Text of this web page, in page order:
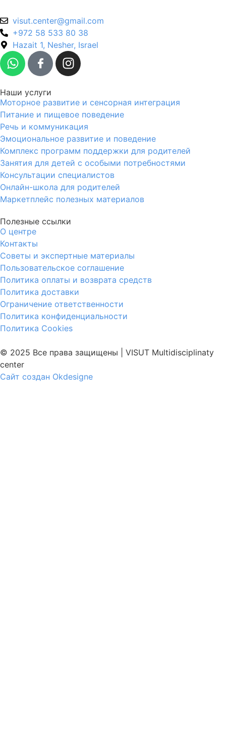
moc.liamg
@retnec.tusiv
+972 58 533 80 38
Hazait 1, Nesher, Israel
Наши услуги
Моторное развитие и сенсорная интеграция
Питание и пищевое поведение
Речь и коммуникация
Эмоциональное развитие и поведение
Комплекс программ поддержки для родителей
Занятия для детей с особыми потребностями
Консультации специалистов
Онлайн-школа для родителей
Маркетплейс полезных материалов
Полезные ссылки
О центре
Контакты
Советы и экспертные материалы
Пользовательское соглашение
Политика оплаты и возврата средств
Политика доставки
Ограничение ответственности
Политика конфиденциальности
Политика Cookies
© 2025 Все права защищены | VISUT Multidisciplinaty
center
Сайт создан Okdesigne